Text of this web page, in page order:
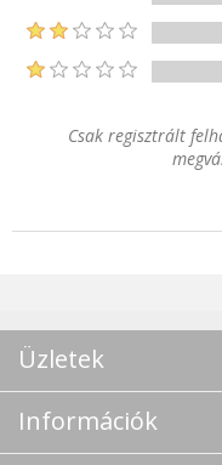
Csak regisztrált
Üzletek
Információk